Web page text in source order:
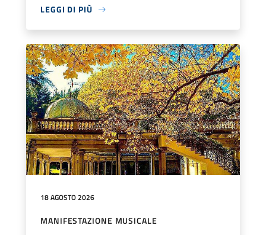
LEGGI DI PIÙ
18 AGOSTO 2026
MANIFESTAZIONE MUSICALE